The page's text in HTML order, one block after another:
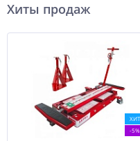
Хиты продаж
ХИТ
-5%